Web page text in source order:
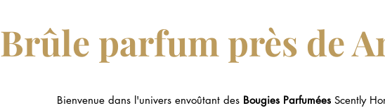
Brûle parfum près de
Bienvenue dans l'univers envoûtant des Bougies Parfumées Scently